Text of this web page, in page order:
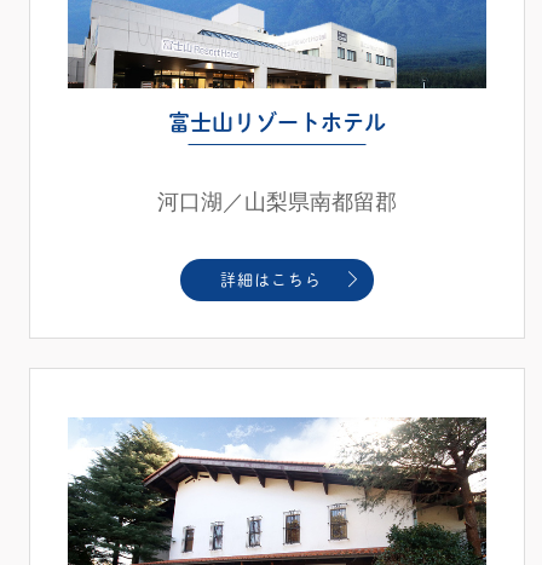
富士山リゾートホテル
河口湖／山梨県南都留郡
詳細はこちら